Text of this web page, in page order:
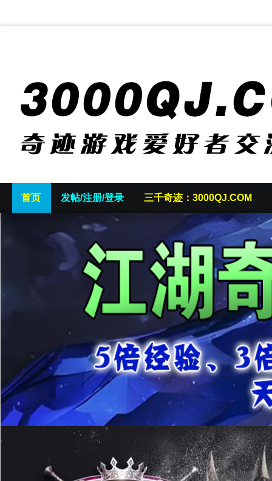
首页 发帖/注册/登录 三千奇迹：3000QJ.COM